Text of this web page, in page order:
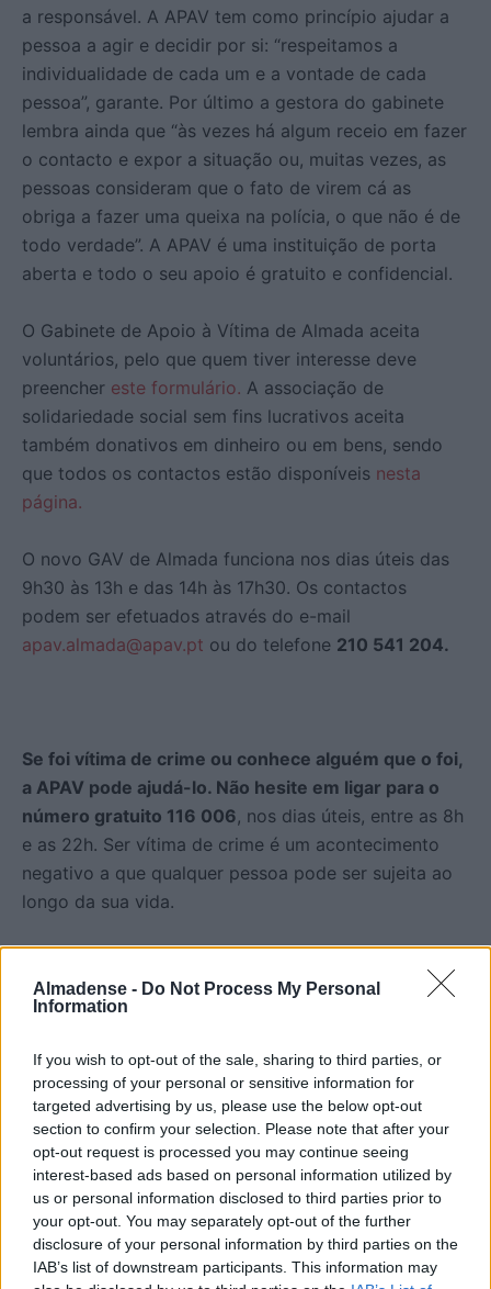
Almadense - Do Not Process My Personal
Information
If you wish to opt-out of the sale, sharing to third parties, or
processing of your personal or sensitive information for
targeted advertising by us, please use the below opt-out
section to confirm your selection. Please note that after your
opt-out request is processed you may continue seeing
interest-based ads based on personal information utilized by
us or personal information disclosed to third parties prior to
your opt-out. You may separately opt-out of the further
disclosure of your personal information by third parties on the
IAB’s list of downstream participants. This information may
a responsável. A APAV tem como princípio ajudar a
pessoa a agir e decidir por si: “respeitamos a
individualidade de cada um e a vontade de cada
pessoa”, garante. Por último a gestora do gabinete
lembra ainda que “às vezes há algum receio em fazer
o contacto e expor a situação ou, muitas vezes, as
pessoas consideram que o fato de virem cá as
obriga a fazer uma queixa na polícia, o que não é de
todo verdade”. A APAV é uma instituição de porta
aberta e todo o seu apoio é gratuito e confidencial.
O Gabinete de Apoio à Vítima de Almada aceita
voluntários, pelo que quem tiver interesse deve
preencher este formulário. A associação de
solidariedade social sem fins lucrativos aceita
também donativos em dinheiro ou em bens, sendo
que todos os contactos estão disponíveis nesta
página.
O novo GAV de Almada funciona nos dias úteis das
9h30 às 13h e das 14h às 17h30. Os contactos
podem ser efetuados através do e-mail
apav.almada@apav.pt ou do telefone 210 541 204.
Se foi vítima de crime ou conhece alguém que o foi,
a APAV pode ajudá-lo. Não hesite em ligar para o
número gratuito 116 006, nos dias úteis, entre as 8h
e as 22h. Ser vítima de crime é um acontecimento
negativo a que qualquer pessoa pode ser sujeita ao
longo da sua vida.